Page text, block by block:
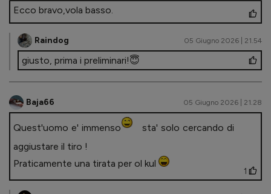
Ecco bravo,vola basso.
Raindog 05 Giugno 2026 | 21.54
giusto, prima i preliminari!😇
Baja66 05 Giugno 2026 | 21.28
Quest'uomo e' immenso
sta' solo cercando di
aggiustare il tiro !
Praticamente una tirata per ol kul
1